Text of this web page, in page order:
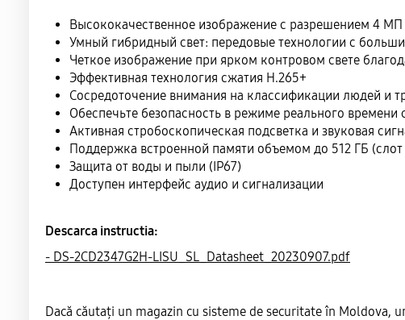
Высококачественное изображение с разрешением 4 МП
Умный гибридный свет: передовые технологии с
Четкое изображение при ярком контровом свете
Эффективная технология сжатия H.265+
Сосредоточение внимания на классификации людей и
Обеспечьте безопасность в режиме реального
Активная стробоскопическая подсветка и звуковая
Поддержка встроенной памяти объемом до 512 ГБ (слот
Защита от воды и пыли (IP67)
Доступен интерфейс аудио и сигнализации
Descarca instructia:
- DS-2CD2347G2H-LISU_SL_Datasheet_20230907.pdf
Dacă căutați un magazin cu sisteme de securitate în Moldova,